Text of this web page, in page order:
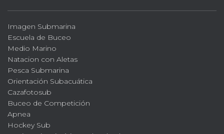
Imagen Submarina
Escuela de Buceo
Medio Marino
Natacion con Aletas
Pesca Submarina
Orientación Subacuática
Cazafotosub
Buceo de Competición
Apnea
Hockey Sub